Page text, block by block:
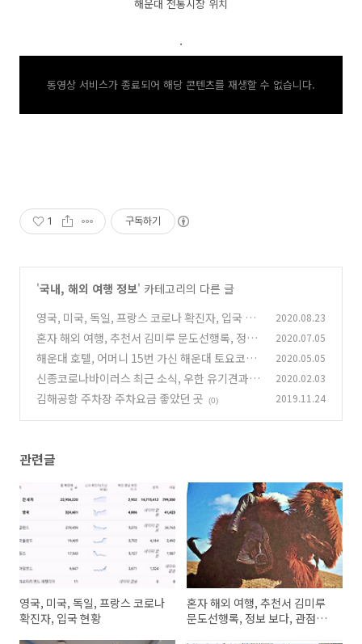
해운대 전통시장 위치
.
동영상 서비스가 종료되어 해당 콘텐츠를 재생할 수 없습니다.
1 구독하기
'국내, 해외 여행 정보' 카테고리의 다른 글
영국, 미국, 독일, 프랑스 코로나 확진자, 입국 현
황
(0)
2020.08.23
혼자 해외 여행, 추천서 김미루 문도선행록, 정보
보다, 관점의 중요성
(1)
2020.07.05
해운대 호텔, 어머니 15번 가신 해운대 토요코인
호텔1
(0)
2020.05.05
신종코로나바이러스 최근 소식, 우한 유기견과
우한 "개왕"의 구조 활동 (0)
2020.02.03
김해공항 주차장 주차요금 좋았던 곳 (0) 2019.11.24
관련글
영국, 미국, 독일, 프랑스 코로나
확진자, 입국 현황
혼자 해외 여행, 추천서 김미루
문도선행록, 정보 보다, 관점의